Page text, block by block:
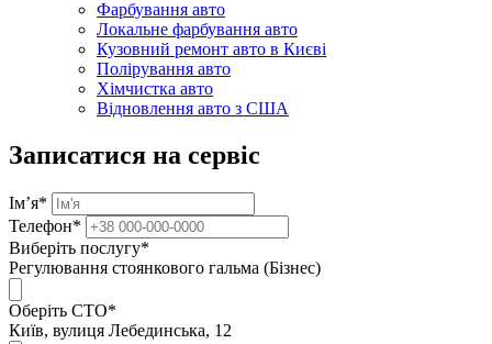
Фарбування авто
Локальне фарбування авто
Кузовний ремонт авто в Києві
Полірування авто
Хімчистка авто
Відновлення авто з США
Записатися на сервіс
Ім’я*
Телефон*
Виберіть послугу*
Регулювання стоянкового гальма (Бізнес)
Оберіть СТО*
Київ, вулиця Лебединська, 12